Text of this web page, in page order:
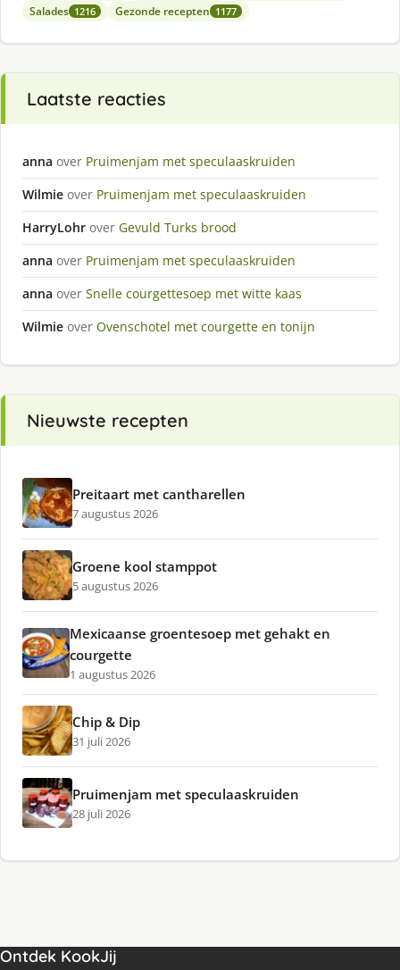
Salades 1216 Gezonde recepten 1177
Laatste reacties
anna over Pruimenjam met speculaaskruiden
Wilmie over Pruimenjam met speculaaskruiden
HarryLohr over Gevuld Turks brood
anna over Pruimenjam met speculaaskruiden
anna over Snelle courgettesoep met witte kaas
Wilmie over Ovenschotel met courgette en tonijn
Nieuwste recepten
Preitaart met cantharellen
7 augustus 2026
Groene kool stamppot
5 augustus 2026
Mexicaanse groentesoep met gehakt en
courgette
1 augustus 2026
Chip & Dip
31 juli 2026
Pruimenjam met speculaaskruiden
28 juli 2026
Ontdek KookJij